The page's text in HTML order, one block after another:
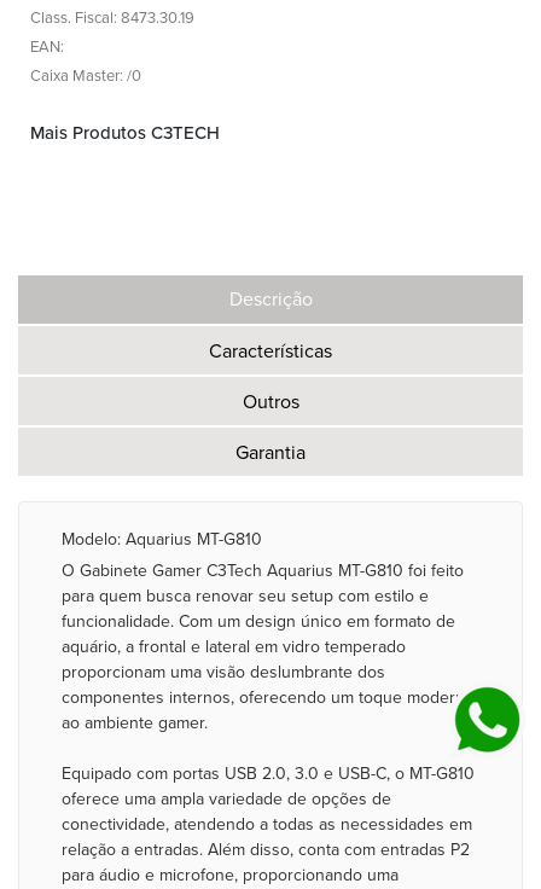
Class. Fiscal: 8473.30.19
EAN:
Caixa Master: /0
Mais Produtos C3TECH
Descrição
Características
Outros
Garantia
Modelo: Aquarius MT-G810
O Gabinete Gamer C3Tech Aquarius MT-G810 foi feito
para quem busca renovar seu setup com estilo e
funcionalidade. Com um design único em formato de
aquário, a frontal e lateral em vidro temperado
proporcionam uma visão deslumbrante dos
componentes internos, oferecendo um toque moderno
ao ambiente gamer.
Equipado com portas USB 2.0, 3.0 e USB-C, o MT-G810
oferece uma ampla variedade de opções de
conectividade, atendendo a todas as necessidades em
relação a entradas. Além disso, conta com entradas P2
para áudio e microfone, proporcionando uma